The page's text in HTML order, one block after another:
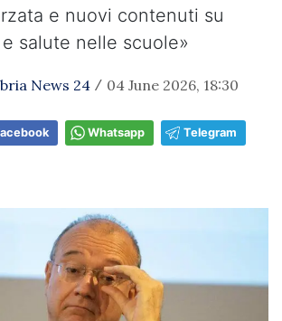
e nuovi contenuti su
salute nelle scuole»
News 24 / 04 June 2026, 18:30
Whatsapp Telegram